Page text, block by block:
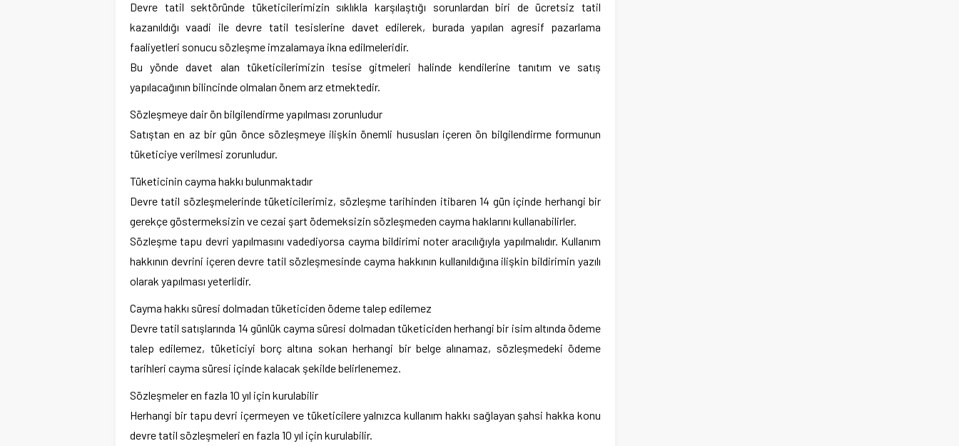
Devre tatil sektöründe tüketicilerimizin sıklıkla karşılaştığı sorunlardan biri de ücretsiz tatil
kazanıldığı vaadi ile devre tatil tesislerine davet edilerek, burada yapılan agresif pazarlama
faaliyetleri sonucu sözleşme imzalamaya ikna edilmeleridir.
Bu yönde davet alan tüketicilerimizin tesise gitmeleri halinde kendilerine tanıtım ve satış
yapılacağının bilincinde olmaları önem arz etmektedir.
Sözleşmeye dair ön bilgilendirme yapılması zorunludur
Satıştan en az bir gün önce sözleşmeye ilişkin önemli hususları içeren ön bilgilendirme formunun
tüketiciye verilmesi zorunludur.
Tüketicinin cayma hakkı bulunmaktadır
Devre tatil sözleşmelerinde tüketicilerimiz, sözleşme tarihinden itibaren 14 gün içinde herhangi bir
gerekçe göstermeksizin ve cezai şart ödemeksizin sözleşmeden cayma haklarını kullanabilirler.
Sözleşme tapu devri yapılmasını vadediyorsa cayma bildirimi noter aracılığıyla yapılmalıdır. Kullanım
hakkının devrini içeren devre tatil sözleşmesinde cayma hakkının kullanıldığına ilişkin bildirimin yazılı
olarak yapılması yeterlidir.
Cayma hakkı süresi dolmadan tüketiciden ödeme talep edilemez
Devre tatil satışlarında 14 günlük cayma süresi dolmadan tüketiciden herhangi bir isim altında ödeme
talep edilemez, tüketiciyi borç altına sokan herhangi bir belge alınamaz, sözleşmedeki ödeme
tarihleri cayma süresi içinde kalacak şekilde belirlenemez.
Sözleşmeler en fazla 10 yıl için kurulabilir
Herhangi bir tapu devri içermeyen ve tüketicilere yalnızca kullanım hakkı sağlayan şahsi hakka konu
devre tatil sözleşmeleri en fazla 10 yıl için kurulabilir.